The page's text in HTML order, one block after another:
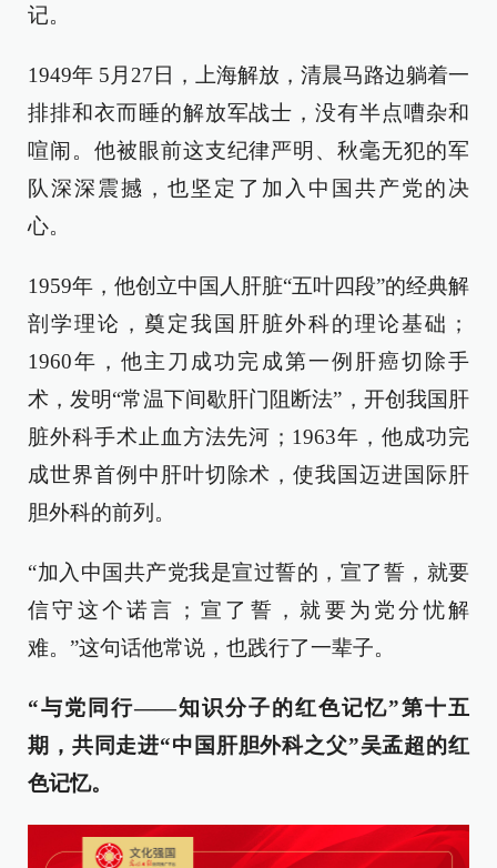
记。
1949年 5月27日，上海解放，清晨马路边躺着一
排排和衣而睡的解放军战士，没有半点嘈杂和
喧闹。他被眼前这支纪律严明、秋毫无犯的军
队深深震撼，也坚定了加入中国共产党的决
心。
1959年，他创立中国人肝脏“五叶四段”的经典解
剖学理论，奠定我国肝脏外科的理论基础；
1960年，他主刀成功完成第一例肝癌切除手
术，发明“常温下间歇肝门阻断法”，开创我国肝
脏外科手术止血方法先河；1963年，他成功完
成世界首例中肝叶切除术，使我国迈进国际肝
胆外科的前列。
“加入中国共产党我是宣过誓的，宣了誓，就要
信守这个诺言；宣了誓，就要为党分忧解
难。”这句话他常说，也践行了一辈子。
“与党同行——知识分子的红色记忆”第十五
期，共同走进“中国肝胆外科之父”吴孟超的红
色记忆。